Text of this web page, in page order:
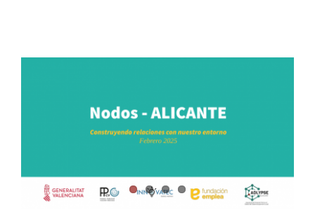
Joven organizado por la
Direción General de
Fundación Emplea